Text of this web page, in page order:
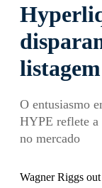
O entusiasmo
HYPE reflete a
no mercado
Wagner Riggs